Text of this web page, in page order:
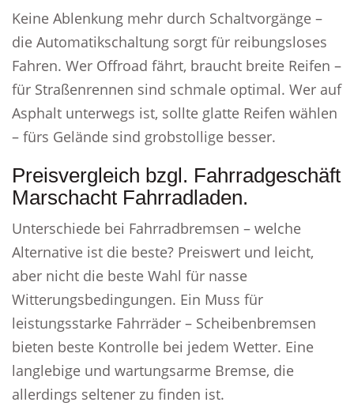
Keine Ablenkung mehr durch Schaltvorgänge –
die Automatikschaltung sorgt für reibungsloses
Fahren. Wer Offroad fährt, braucht breite Reifen –
für Straßenrennen sind schmale optimal. Wer auf
Asphalt unterwegs ist, sollte glatte Reifen wählen
– fürs Gelände sind grobstollige besser.
Preisvergleich bzgl. Fahrradgeschäft
Marschacht Fahrradladen.
Unterschiede bei Fahrradbremsen – welche
Alternative ist die beste? Preiswert und leicht,
aber nicht die beste Wahl für nasse
Witterungsbedingungen. Ein Muss für
leistungsstarke Fahrräder – Scheibenbremsen
bieten beste Kontrolle bei jedem Wetter. Eine
langlebige und wartungsarme Bremse, die
allerdings seltener zu finden ist.